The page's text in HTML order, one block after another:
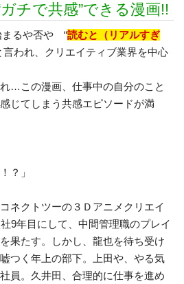
チで共感”できる漫画!!
まるや否や “読むと（リアルすぎ
言われ、クリエイティブ業界を中心
…この漫画、仕事中の自分のこと
じてしまう共感エピソードが満
？」
ネクトツーの３Ｄアニメクリエイ
9年目にして、中間管理職のプレイ
果たす。しかし、龍也を待ち受け
つく年上の部下。上田や、やる気
員。久井田、合理的に仕事を進め